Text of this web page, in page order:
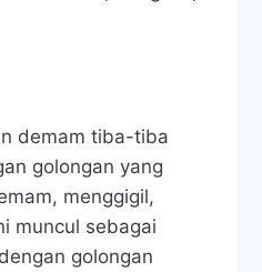
demam tiba-tiba
golongan yang
menggigil,
muncul sebagai
golongan